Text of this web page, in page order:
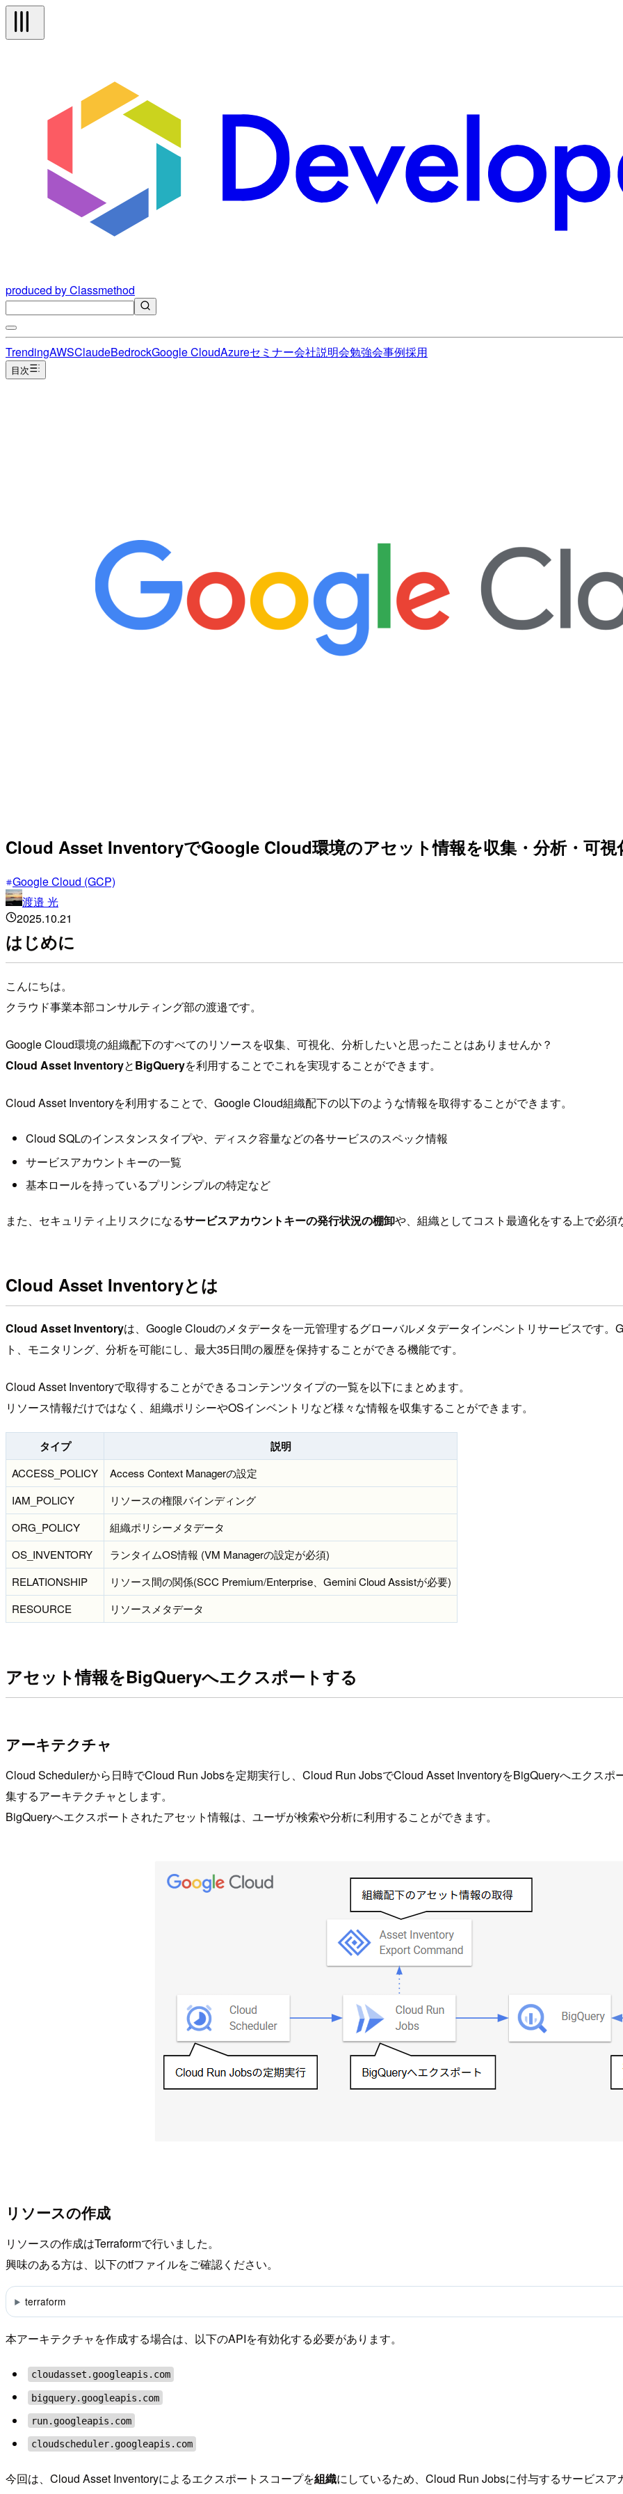
produced by Classmethod
TrendingAWSClaudeBedrockGoogle CloudAzureセミナー会社説明会勉強会事例採用
目次
Cloud Asset InventoryでGoogle Cloud環境のアセット情報を収集・分析・可視
Google Cloud (GCP)
渡邉 光
2025.10.21
はじめに
こんにちは。
クラウド事業本部コンサルティング部の渡邉です。
Google Cloud環境の組織配下のすべてのリソースを収集、可視化、分析したいと思ったことはありませんか？
Cloud Asset InventoryとBigQueryを利用することでこれを実現することができます。
Cloud Asset Inventoryを利用することで、Google Cloud組織配下の以下のような情報を取得することができます。
Cloud SQLのインスタンスタイプや、ディスク容量などの各サービスのスペック情報
サービスアカウントキーの一覧
基本ロールを持っているプリンシプルの特定など
また、セキュリティ上リスクになるサービスアカウントキーの発行状況の棚卸や、組織としてコスト最適化をする上で必須
Cloud Asset Inventoryとは
Cloud Asset Inventoryは、Google Cloudのメタデータを一元管理するグローバルメタデータインベントリサービスです
ト、モニタリング、分析を可能にし、最大35日間の履歴を保持することができる機能です。
Cloud Asset Inventoryで取得することができるコンテンツタイプの一覧を以下にまとめます。
リソース情報だけではなく、組織ポリシーやOSインベントリなど様々な情報を収集することができます。
タイプ 説明
ACCESS_POLICY
Access Context Managerの設定
IAM_POLICY
リソースの権限バインディング
ORG_POLICY
組織ポリシーメタデータ
OS_INVENTORY
ランタイムOS情報 (VM Managerの設定が必須)
RELATIONSHIP
リソース間の関係(SCC Premium/Enterprise、Gemini Cloud Assistが必要)
RESOURCE
リソースメタデータ
アセット情報をBigQueryへエクスポートする
アーキテクチャ
Cloud Schedulerから日時でCloud Run Jobsを定期実行し、Cloud Run JobsでCloud Asset InventoryをBigQueryへエクス
集するアーキテクチャとします。
BigQueryへエクスポートされたアセット情報は、ユーザが検索や分析に利用することができます。
リソースの作成
リソースの作成はTerraformで行いました。
興味のある方は、以下のtfファイルをご確認ください。
terraform
本アーキテクチャを作成する場合は、以下のAPIを有効化する必要があります。
cloudasset.googleapis.com
bigquery.googleapis.com
run.googleapis.com
cloudscheduler.googleapis.com
今回は、Cloud Asset Inventoryによるエクスポートスコープを組織にしているため、Cloud Run Jobsに付与するサービスア